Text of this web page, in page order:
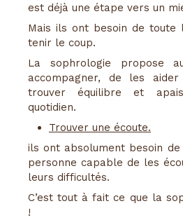
est déjà une étape vers un
Mais ils ont besoin de toute
tenir le coup.
La sophrologie propose
accompagner, de les
trouver équilibre et
quotidien.
Trouver une écoute.
ils ont absolument besoin de
personne capable de les
leurs difficultés.
C’est tout à fait ce que la
!